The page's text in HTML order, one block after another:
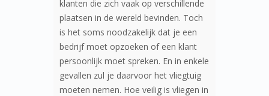
klanten die zich vaak op verschillende
plaatsen in de wereld bevinden. Toch
is het soms noodzakelijk dat je een
bedrijf moet opzoeken of een klant
persoonlijk moet spreken. En in enkele
gevallen zul je daarvoor het vliegtuig
moeten nemen. Hoe veilig is vliegen in